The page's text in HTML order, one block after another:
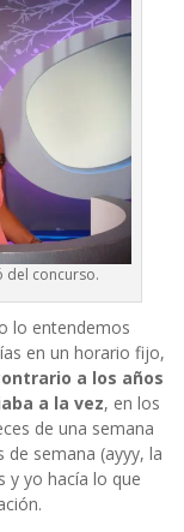
del concurso.
lo entendemos
en un horario fijo,
a los años
a la vez, en los
de una semana
semana (ayyy, la
y yo hacía lo que